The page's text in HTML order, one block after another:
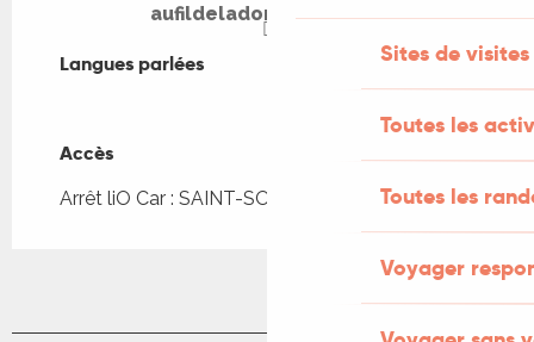
Sites de visites
Toutes les
Toutes les
Voyager
aufildeladordogne.com
Langues parlées
Langues parlées
Accès
Accès
Arrêt liO Car : SAINT-SOZY - Camping à 521m